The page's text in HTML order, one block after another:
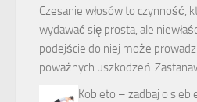
Czesanie włosów to czynność,
wydawać się prosta, ale
podejście do niej może
poważnych uszkodzeń.
Kobieto – zadbaj o